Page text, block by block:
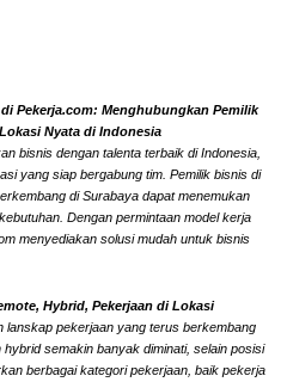
Pekerja.com: Menghubungkan Pemilik
Nyata di Indonesia
bisnis dengan talenta terbaik di Indonesia,
yang siap bergabung tim. Pemilik bisnis di
di Surabaya dapat menemukan
Dengan permintaan model kerja
menyediakan solusi mudah untuk bisnis
Hybrid, Pekerjaan di Lokasi
lanskap pekerjaan yang terus berkembang
semakin banyak diminati, selain posisi
berbagai kategori pekerjaan, baik pekerja